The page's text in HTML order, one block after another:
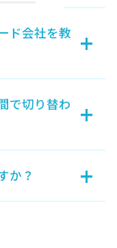
ド会社を教
+
で切り替わ
+
か？ +